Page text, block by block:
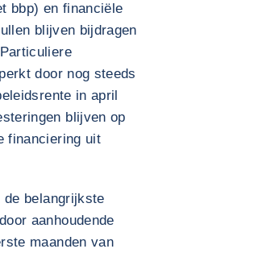
bbp) en financiële
blijven bijdragen
door nog steeds
in april
blijven op
financiering uit
belangrijkste
aanhoudende
maanden van